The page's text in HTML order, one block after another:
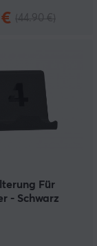
Für
- Schwarz